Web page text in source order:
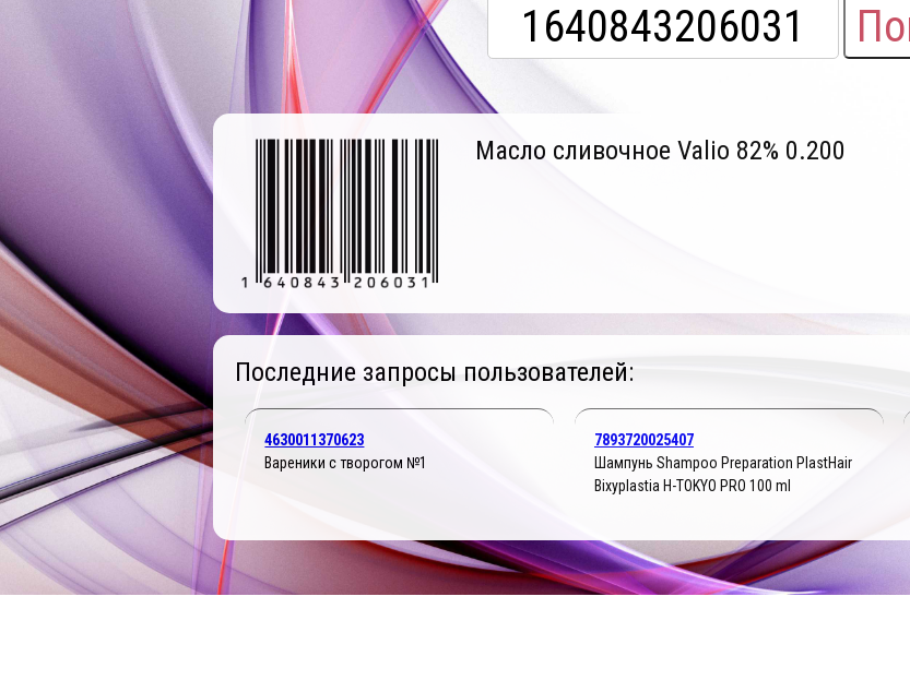
Масло сливочное Valio 82% 0.200
Последние запросы пользователей:
4630011370623
Вареники с творогом №1
7893720025407
Шампунь Shampoo Preparation PlastHair
Bixyplastia H-TOKYO PRO 100 ml